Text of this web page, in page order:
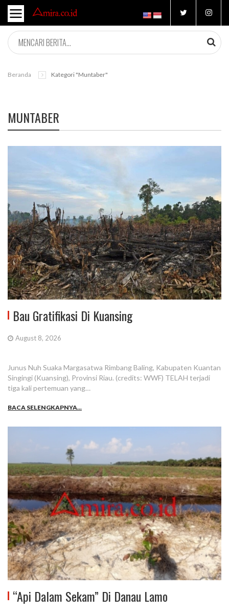
Beranda Kategori "muntaber"
MUNTABER
Bau Gratifikasi Di Kuansing
August 8, 2026
Junus Nuh Suaka Margasatwa Rimbang Baling, Kabupaten Kuantan
Singingi (Kuansing), Provinsi Riau. (credits: WWF) TELAH terjadi
tiga kali pertemuan yang…
BACA SELENGKAPNYA...
“Api Dalam Sekam” Di Danau Lamo